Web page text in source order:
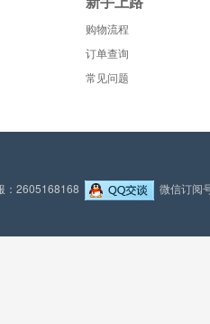
购物流程
订单查询
常见问题
：2605168168 微信订阅